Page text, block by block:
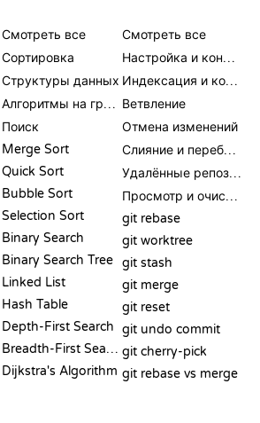
Смотреть все
Сортировка
Структуры данных
Алгоритмы на графах
Поиск
Merge Sort
Quick Sort
Bubble Sort
Selection Sort
Binary Search
Binary Search Tree
Linked List
Hash Table
Depth-First Search
Breadth-First Search
Dijkstra's Algorithm
Смотреть все
Настройка и конфигурация
Индексация и коммит
Ветвление
Отмена изменений
Слияние и перебазирование
Удалённые репозитории
Просмотр и очистка
git rebase
git worktree
git stash
git merge
git reset
git undo commit
git cherry-pick
git rebase vs merge